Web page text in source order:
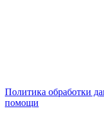
Политика обработки
помощи